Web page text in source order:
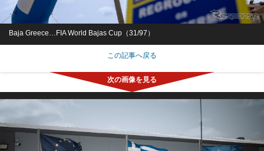
Baja Greece…FIA World Bajas Cup（31/97）
この記事へ戻る